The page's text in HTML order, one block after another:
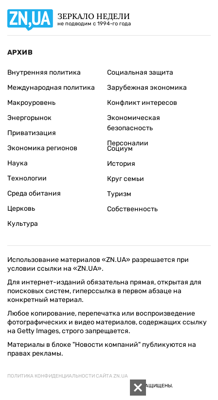
ЗЕРКАЛО НЕДЕЛИ
не подводим с 1994-го года
АРХИВ
Внутренняя политика
Международная политика
Макроуровень
Энергорынок
Приватизация
Экономика регионов
Социальная защита
Зарубежная экономика
Конфликт интересов
Экономическая
безопасность
Персоналии
Наука
Технологии
Среда обитания
Церковь
Культура
Социум
История
Круг семьи
Туризм
Собственность
Использование материалов «ZN.UA» разрешается при
условии ссылки на «ZN.UA».
Для интернет-изданий обязательна прямая, открытая для
поисковых систем, гиперссылка в первом абзаце на
конкретный материал.
Любое копирование, перепечатка или воспроизведение
фотографических и видео материалов, содержащих ссылку
на Getty Images, строго запрещается.
Материалы в блоке "Новости компаний" публикуются на
правах рекламы.
ПОЛИТИКА КОНФИДЕНЦИАЛЬНОСТИ САЙТА ZN.UA
© 1994–2026 «ЗЕРКАЛО НЕДЕЛИ. УКРАИНА». ВСЕ ПРАВА ЗАЩИЩЕНЫ.